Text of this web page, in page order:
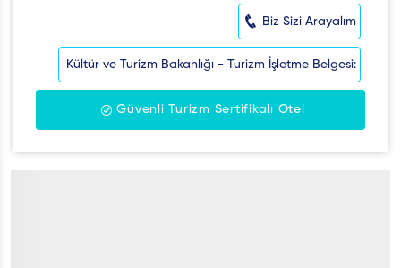
Biz Sizi Arayalım
Kültür ve Turizm Bakanlığı - Turizm İşletme Belgesi:
Güvenli Turizm Sertifikalı Otel